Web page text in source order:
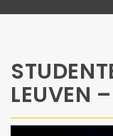
LEUVEN